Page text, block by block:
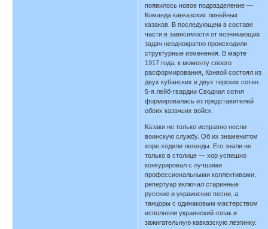
появилось новое подразделение —
Команда кавказских линейных
казаков. В последующем в составе
части в зависимости от возникающих
задач неоднократно происходили
структурные изменения. В марте
1917 года, к моменту своего
расформирования, Конвой состоял из
двух кубанских и двух терских сотен.
5-я лейб-гвардии Сводная сотня
формировалась из представителей
обоих казачьих войск.
Казаки не только исправно несли
воинскую службу. Об их знаменитом
хоре ходили легенды. Его знали не
только в столице — хор успешно
конкурировал с лучшими
профессиональными коллективами,
репертуар включал старинные
русские и украинские песни, а
танцоры с одинаковым мастерством
исполняли украинский гопак и
зажигательную кавказскую лезгинку.